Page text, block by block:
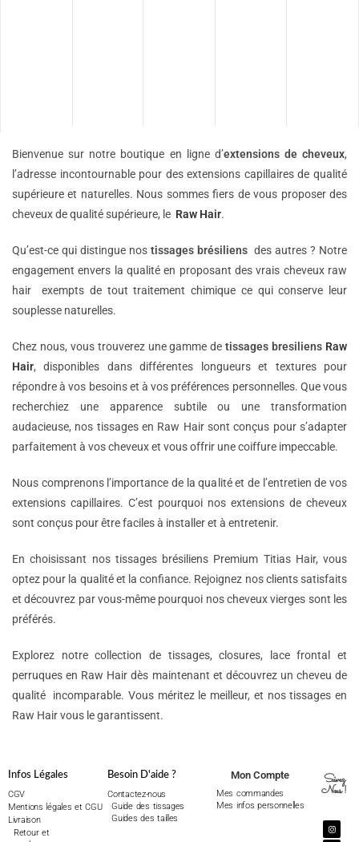
Bienvenue sur notre boutique en ligne d’extensions decheveux,
l’adresse incontournable pour des extensions capillaires de qualité
supérieure et naturelles. Nous sommes fiers de vous proposer des
cheveux de qualité supérieure, le Raw Hair.
Qu’est-ce qui distingue nos tissages brésiliens des autres ? Notre
engagement envers la qualité en proposant des vrais cheveux raw
hair exempts de tout traitement chimique ce qui conserve leur
souplesse naturelles.
Chez nous, vous trouverez une gamme detissages bresiliens Raw
Hair, disponibles dans différentes longueurs et textures pour
répondre à vos besoins et à vos préférences personnelles. Que vous
recherchiez une apparence subtile ou une transformation
audacieuse, nos tissages en Raw Hair sont conçus pour s’adapter
parfaitement à vos cheveux et vous offrir une coiffure impeccable.
Nous comprenons l’importance de la qualité et de l’entretien de vos
extensions capillaires. C’est pourquoi nos extensions de cheveux
sont conçus pour être faciles à installer et à entretenir.
En choisissant nos tissages brésiliens Premium Titias Hair, vous
optez pour la qualité et la confiance. Rejoignez nos clients satisfaits
et découvrez par vous-même pourquoi nos cheveux vierges sont les
préférés.
Explorez notre collection de tissages, closures, lace frontal et
perruques en Raw Hair dès maintenant et découvrez un cheveu de
qualité incomparable. Vous méritez le meilleur, et nos tissages en
Raw Hair vous le garantissent.
Infos Légales
CGV
Mentions légales et CGU
Livraison
Retour et
Besoin D'aide ?
Contactez-nous
Guide des tissages
Guides des tailles
Mon Compte
Mes commandes
Mes infos personnelles
Suivez
Nous !